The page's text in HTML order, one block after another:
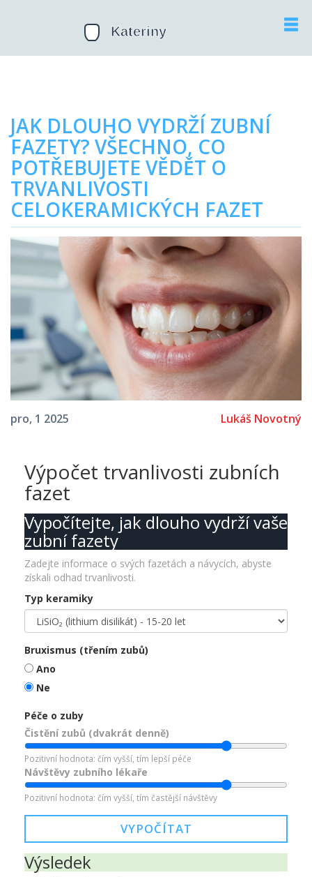
JAK DLOUHO VYDRŽÍ ZUBNÍ
FAZETY? VŠECHNO, CO
POTŘEBUJETE VĚDĚT O
TRVANLIVOSTI
CELOKERAMICKÝCH FAZET
pro, 1 2025 Lukáš Novotný
Výpočet trvanlivosti zubních
fazet
Vypočítejte, jak dlouho vydrží vaše
zubní fazety
Zadejte informace o svých fazetách a návycích, abyste
získali odhad trvanlivosti.
Typ keramiky
Bruxismus (třením zubů)
Ano
Ne
Péče o zuby
Čistění zubů (dvakrát denně)
Pozitivní hodnota: čím vyšší, tím lepší péče
Návštěvy zubního lékaře
Pozitivní hodnota: čím vyšší, tím častější návštěvy
VYPOČÍTAT
Výsledek